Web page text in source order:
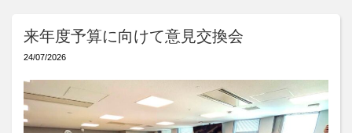
来年度予算に向けて意見交換会
24/07/2026